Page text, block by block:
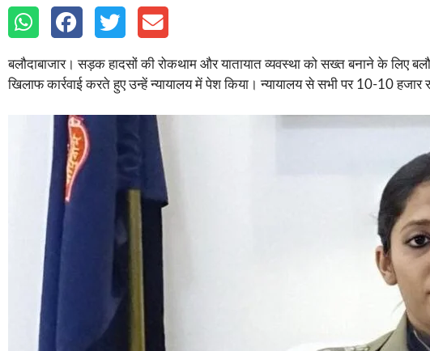
बलौदाबाजार। सड़क हादसों की रोकथाम और यातायात व्यवस्था को सख्त बनाने के लिए
खिलाफ कार्रवाई करते हुए उन्हें न्यायालय में पेश किया। न्यायालय से सभी पर 10-10 हजार